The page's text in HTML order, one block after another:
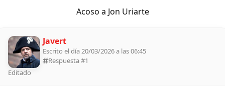
Acoso a Jon Uriarte
Javert
Escrito el día 20/03/2026 a las 06:45
Respuesta #1
Editado